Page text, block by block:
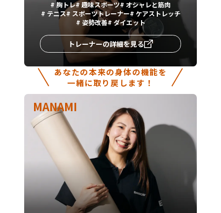
# 胸トレ# 趣味スポーツ# オシャレと筋肉
# テニス# スポーツトレーナー# ケアストレッチ
# 姿勢改善# ダイエット
トレーナーの詳細を見る
あなたの本来の身体の機能を
一緒に取り戻します！
MANAMI